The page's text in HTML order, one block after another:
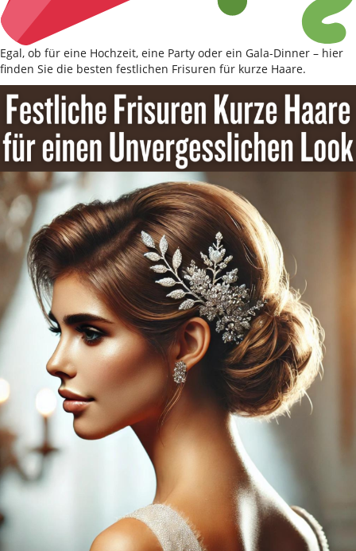
Egal, ob für eine Hochzeit, eine Party oder ein Gala-Dinner – hier
finden Sie die besten festlichen Frisuren für kurze Haare.